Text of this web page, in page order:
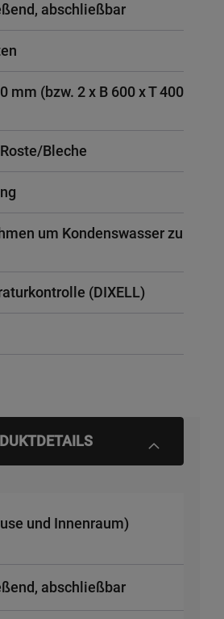
abschließbar
mm (bzw. 2 x B 600 x T 400
Bleche
um Kondenswasser zu
(DIXELL)
und Innenraum)
abschließbar